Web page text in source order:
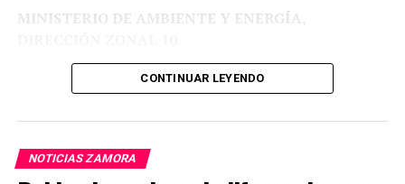
MINISTERIO DE AMBIENTE Y ENERGÍA,
Proceso Administrativo Nro DZ10-DZ10-2026-
Fecha:09-03-2026 a las 17:33.
VISTOS:Avoco conocimiento del presente trámite
CONTINUAR LEYENDO
NOTICIAS ZAMORA